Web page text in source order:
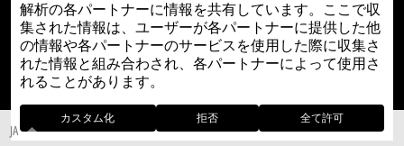
解析の各パートナーに情報を共有しています。ここで収
集された情報は、ユーザーが各パートナーに提供した他
の情報や各パートナーのサービスを使用した際に収集さ
れた情報と組み合わされ、各パートナーによって使用さ
れることがあります。
カスタム化 拒否 全て許可
動画一覧
動画一覧
JA